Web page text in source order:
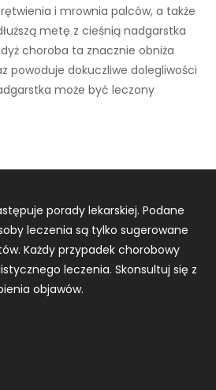
i mrownia palców, a także
metę z cieśnią nadgarstka
choroba ta znacznie obniża
powoduje dokuczliwe dolegliwości
może być leczony
porady lekarskiej. Podane
leczenia są tylko sugerowane
Każdy przypadek chorobowy
leczenia. Skonsultuj się z
objawów.